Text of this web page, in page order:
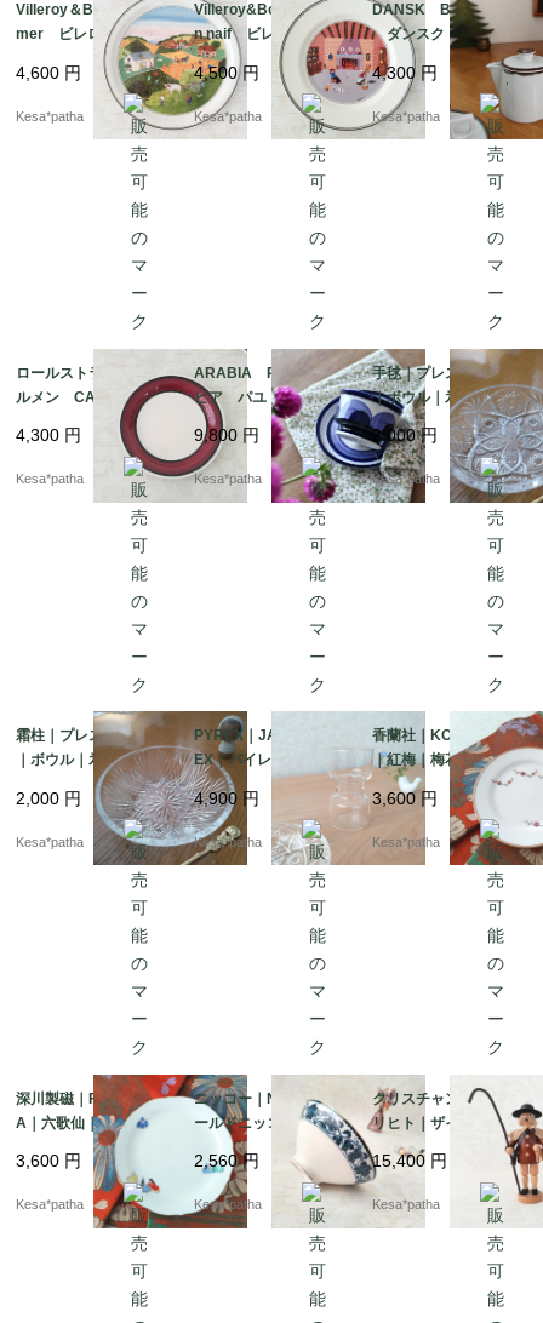
Villeroy＆Boch Sum
mer ビレロイ＆ボッ
ホ フォーシーズン
ズ サマー 飾り皿
デコレーションプレー
ト ウォールプレー
ト ウォールデコ ド
イツ ヴィンテージ
4,600 円
Kesa*patha
Villeroy&Boch Desig
n naif ビレロイ＆ボッ
ホ デザイン ナイー
フ 暖炉 プレート
ドイツ ヴィンテージ
4,500円
Kesa*patha
DANSK Brownmist
ダンスク ブラウン
ミスト クリーマー
廃盤 廃番 オールド
ダンスク アメリカ
ヴィンテージ
4,300 円
Kesa*patha
ロールストランド カ
ルメン CARMEN 2
1cm プレート 廃
盤 廃番 スウェーデ
ン 北欧 ヴィンテー
4,300 円
Kesa*patha
ARABIA Paju アラ
ビア パユ デミタス
カップ ソーサー 廃
番 廃盤 フィンラン
ド 北欧 ヴィンテー
9,800 円
Kesa*patha
手毬｜プレス｜ガラス
｜ボウル｜氷コップ｜
昭和レトロ｜日本
2,000円
Kesa*patha
霜柱｜プレス｜ガラス
｜ボウル｜氷コップ｜
昭和レトロ｜日本
2,000 円
Kesa*patha
PYREX｜JAPAN PYR
EX｜パイレックス｜ジ
ャパンパイレックス｜
ガラス｜フラワーベー
ス｜花瓶｜ヴィンテー
ジ｜日本
4,900円
Kesa*patha
香蘭社｜KORANSHA
｜紅梅｜梅花｜金彩｜
平皿｜有田焼｜日本
3,600 円
Kesa*patha
深川製磁｜FUKAGAW
A｜六歌仙｜金彩｜若
芽色｜有田焼｜日本
3,600 円
Kesa*patha
ニッコー｜NIKKO｜オ
ールドニッコー｜日本
硬質陶器｜ダブルフェ
ニックス｜茶碗｜モダ
ンレトロ｜大正モダン
｜昭和レトロ｜金彩｜
2,560円
Kesa*patha
クリスチャン・ウルブ
リヒト｜ザイフェン｜
エルツ｜くるみ割り人
形の家｜煙出し人形｜
香炉人形｜羊飼い｜お
香立て｜ヴィンテージ
15,400 円
Kesa*patha